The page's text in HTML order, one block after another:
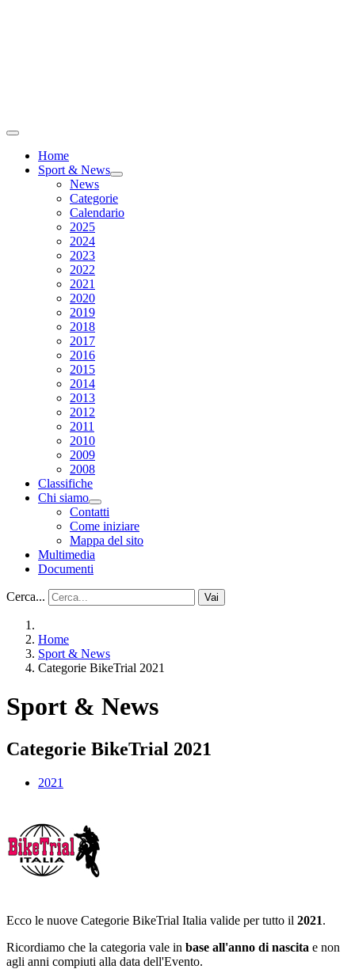
Home
Sport & News
News
Categorie
Calendario
2025
2024
2023
2022
2021
2020
2019
2018
2017
2016
2015
2014
2013
2012
2011
2010
2009
2008
Classifiche
Chi siamo
Contatti
Come iniziare
Mappa del sito
Multimedia
Documenti
Cerca... Vai
Home
Sport & News
Categorie BikeTrial 2021
Sport & News
Categorie BikeTrial 2021
2021
Ecco le nuove Categorie BikeTrial Italia valide per tutto il 2021.
Ricordiamo che la categoria vale in base all'anno di nascita e non
agli anni compiuti alla data dell'Evento.